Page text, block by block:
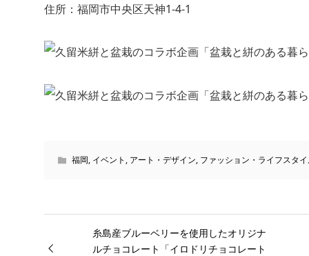
住所：福岡市中央区天神1-4-1
福岡, イベント , アート・デザイン, ファッション・ライフスタ
糸島産ブルーベリーを使用したオリジナ
ルチョコレート「イロドリチョコレート